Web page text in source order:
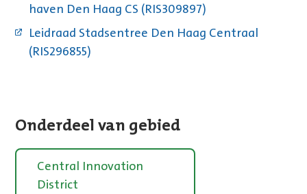
haven Den Haag CS (RIS309897)
Leidraad Stadsentree Den Haag Centraal
(RIS296855)
Onderdeel van gebied
Central Innovation
District